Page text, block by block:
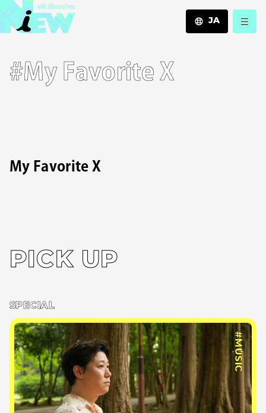
JA
#My Favorite X
My Favorite X
PICK UP
SPECIAL
#MUSIC